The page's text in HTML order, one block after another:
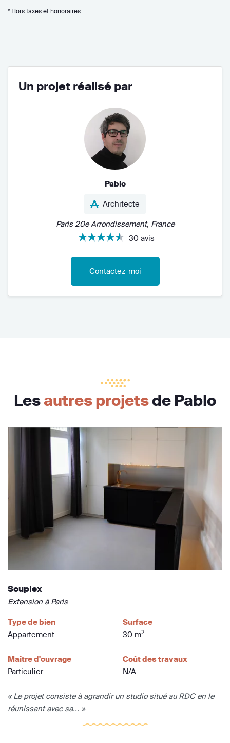
* Hors taxes et honoraires
Un projet réalisé par
Pablo
Architecte
Paris 20e Arrondissement, France
30 avis
Contactez-moi
Lesautres projetsde Pablo
Souplex
Extension à Paris
Type de bien
Appartement
Surface
30 m2
Maître d'ouvrage
Particulier
Coût des travaux
N/A
« Le projet consiste à agrandir un studio situé au RDC en le
réunissant avec sa... »